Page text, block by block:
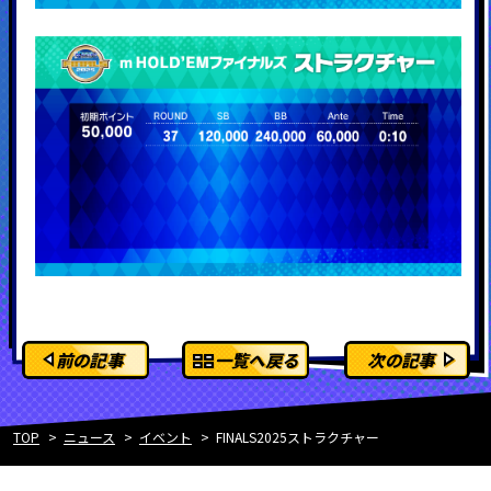
前の記事 一覧へ戻る 次の記事
TOP ニュース イベント FINALS2025ストラクチャー